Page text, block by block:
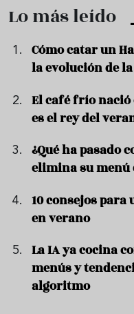
Lo más leído
Cómo catar un
la evolución de
El café frío
es el rey del
¿Qué ha pasado
elimina su menú
10 consejos
en verano
La IA ya cocina
menús y
algoritmo